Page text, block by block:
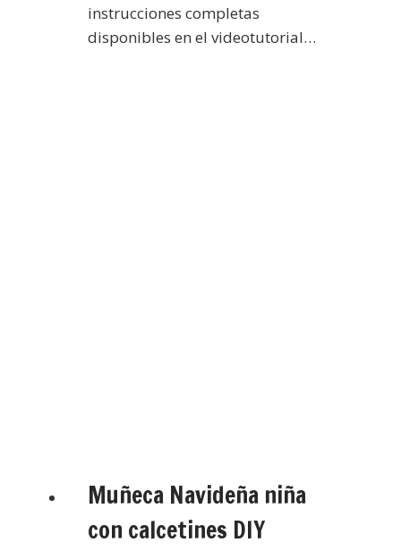
instrucciones completas
disponibles en el videotutorial…
Muñeca Navideña niña
con calcetines DIY